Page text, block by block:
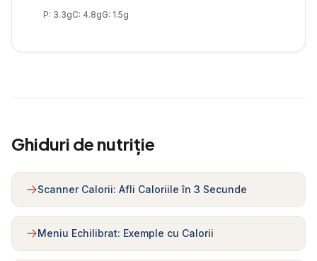
P: 3.3gC: 4.8gG: 1.5g
Ghiduri de nutriție
Scanner Calorii: Afli Caloriile în 3 Secunde
Meniu Echilibrat: Exemple cu Calorii